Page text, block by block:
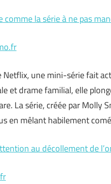
comme la série à ne pas
Netflix, une mini-série fait
et drame familial, elle
La série, créée par Molly
en mêlant habilement
au décollement de